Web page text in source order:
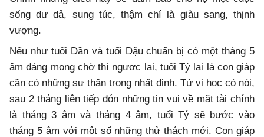
sống dư dả, sung túc, thậm chí là giàu sang, thịnh
vượng.
Nếu như tuổi Dần và tuổi Dậu chuẩn bị có một tháng 5
âm đáng mong chờ thì ngược lại, tuổi Tý lại là con giáp
cần có những sự thận trọng nhất định. Tử vi học có nói,
sau 2 tháng liên tiếp đón những tin vui về mặt tài chính
là tháng 3 âm và tháng 4 âm, tuổi Tý sẽ bước vào
tháng 5 âm với một số những thử thách mới. Con giáp